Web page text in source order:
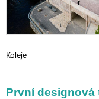
Koleje
První designová